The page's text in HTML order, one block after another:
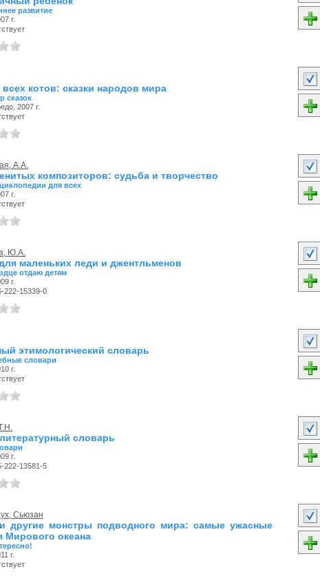
развитие
г.
котов: сказки народов мира
сказок
2007 г.
А.А.
композиторов: судьба и творчество
для всех
г.
Ю.А.
маленьких леди и джентльменов
отдаю детям
г.
222-15339-0
этимологический словарь
словари
г.
словарь
г.
222-13581-5
Сьюзан
другие монстры подводного мира: самые ужасные
Мирового океана
г.